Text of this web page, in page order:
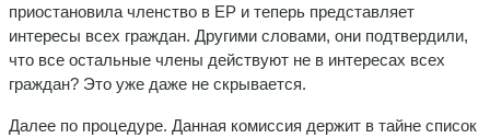
приостановила членство в ЕР и теперь представляет
интересы всех граждан. Другими словами, они подтвердили,
что все остальные члены действуют не в интересах всех
граждан? Это уже даже не скрывается.
Далее по процедуре. Данная комиссия держит в тайне список